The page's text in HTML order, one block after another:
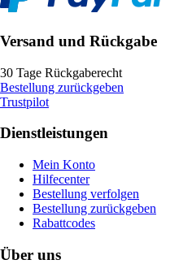
Versand und Rückgabe
30 Tage Rückgaberecht
Bestellung zurückgeben
Trustpilot
Dienstleistungen
Mein Konto
Hilfecenter
Bestellung verfolgen
Bestellung zurückgeben
Rabattcodes
Über uns